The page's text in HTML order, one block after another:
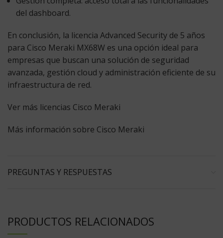
del dashboard.
En conclusión, la licencia Advanced Security de 5 años
para Cisco Meraki MX68W es una opción ideal para
empresas que buscan una solución de seguridad
avanzada, gestión cloud y administración eficiente de su
infraestructura de red.
Ver más licencias Cisco Meraki
Más información sobre Cisco Meraki
PREGUNTAS Y RESPUESTAS
PRODUCTOS RELACIONADOS